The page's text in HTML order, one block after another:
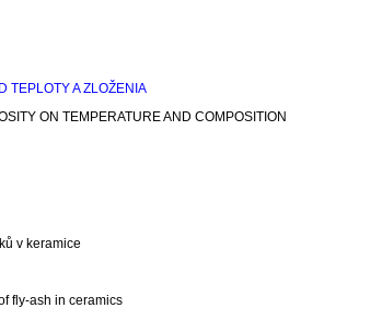
TEPLOTY A ZLOŽENIA
ON TEMPERATURE AND COMPOSITION
v keramice
fly-ash in ceramics